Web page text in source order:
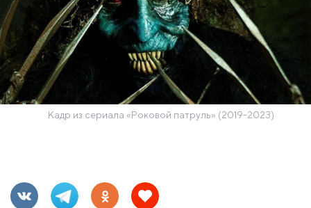
Кадр из сериала «Роковой патруль» (2019-2023)